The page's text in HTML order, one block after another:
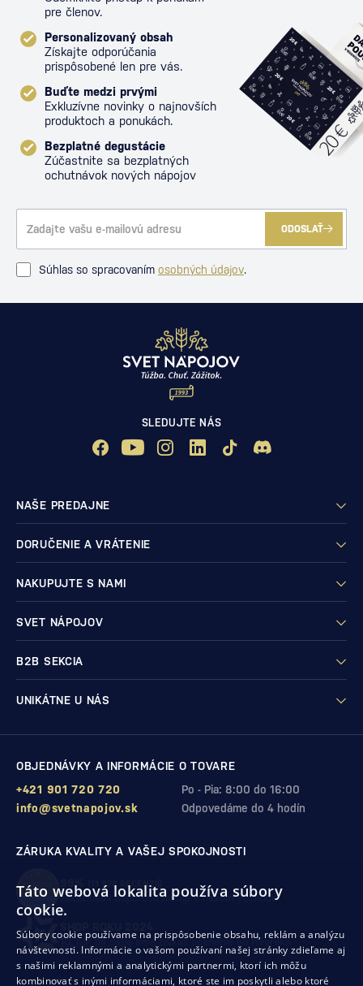
pre členov.
Personalizovaný obsah
Získajte odporúčania
prispôsobené len pre vás.
Buďte medzi prvými
Exkluzívne novinky o najnovších
produktoch a ponukách.
Bezplatné degustácie
Zúčastnite sa bezplatných
ochutnávok nových nápojov
ODOSLAŤ
Súhlas so spracovaním osobných údajov.
SLEDUJTE NÁS
NAŠE PREDAJNE
DORUČENIE A VRÁTENIE
NAKUPUJTE S NAMI
SVET NÁPOJOV
B2B SEKCIA
UNIKÁTNE U NÁS
OBJEDNÁVKY A INFORMÁCIE O TOVARE
Po - Pia: 8:00 do 16:00
+421 901 720 720
Odpovedáme do 4 hodín
info@svetnapojov.sk
ZÁRUKA KVALITY A VAŠEJ SPOKOJNOSTI
99% (11 978 RECENZIÍ)
zákazníkov odporúča nákup v našom obchode
10. rok po sebesme získali ocenenie od Heureka
Táto webová lokalita používa súbory
cookie.
Súbory cookie používame na prispôsobenie obsahu, reklám a analýzu
návštevnosti. Informácie o vašom používaní našej stránky zdieľame aj
s našimi reklamnými a analytickými partnermi, ktorí ich môžu
kombinovať s inými informáciami, ktoré ste im poskytli alebo ktoré